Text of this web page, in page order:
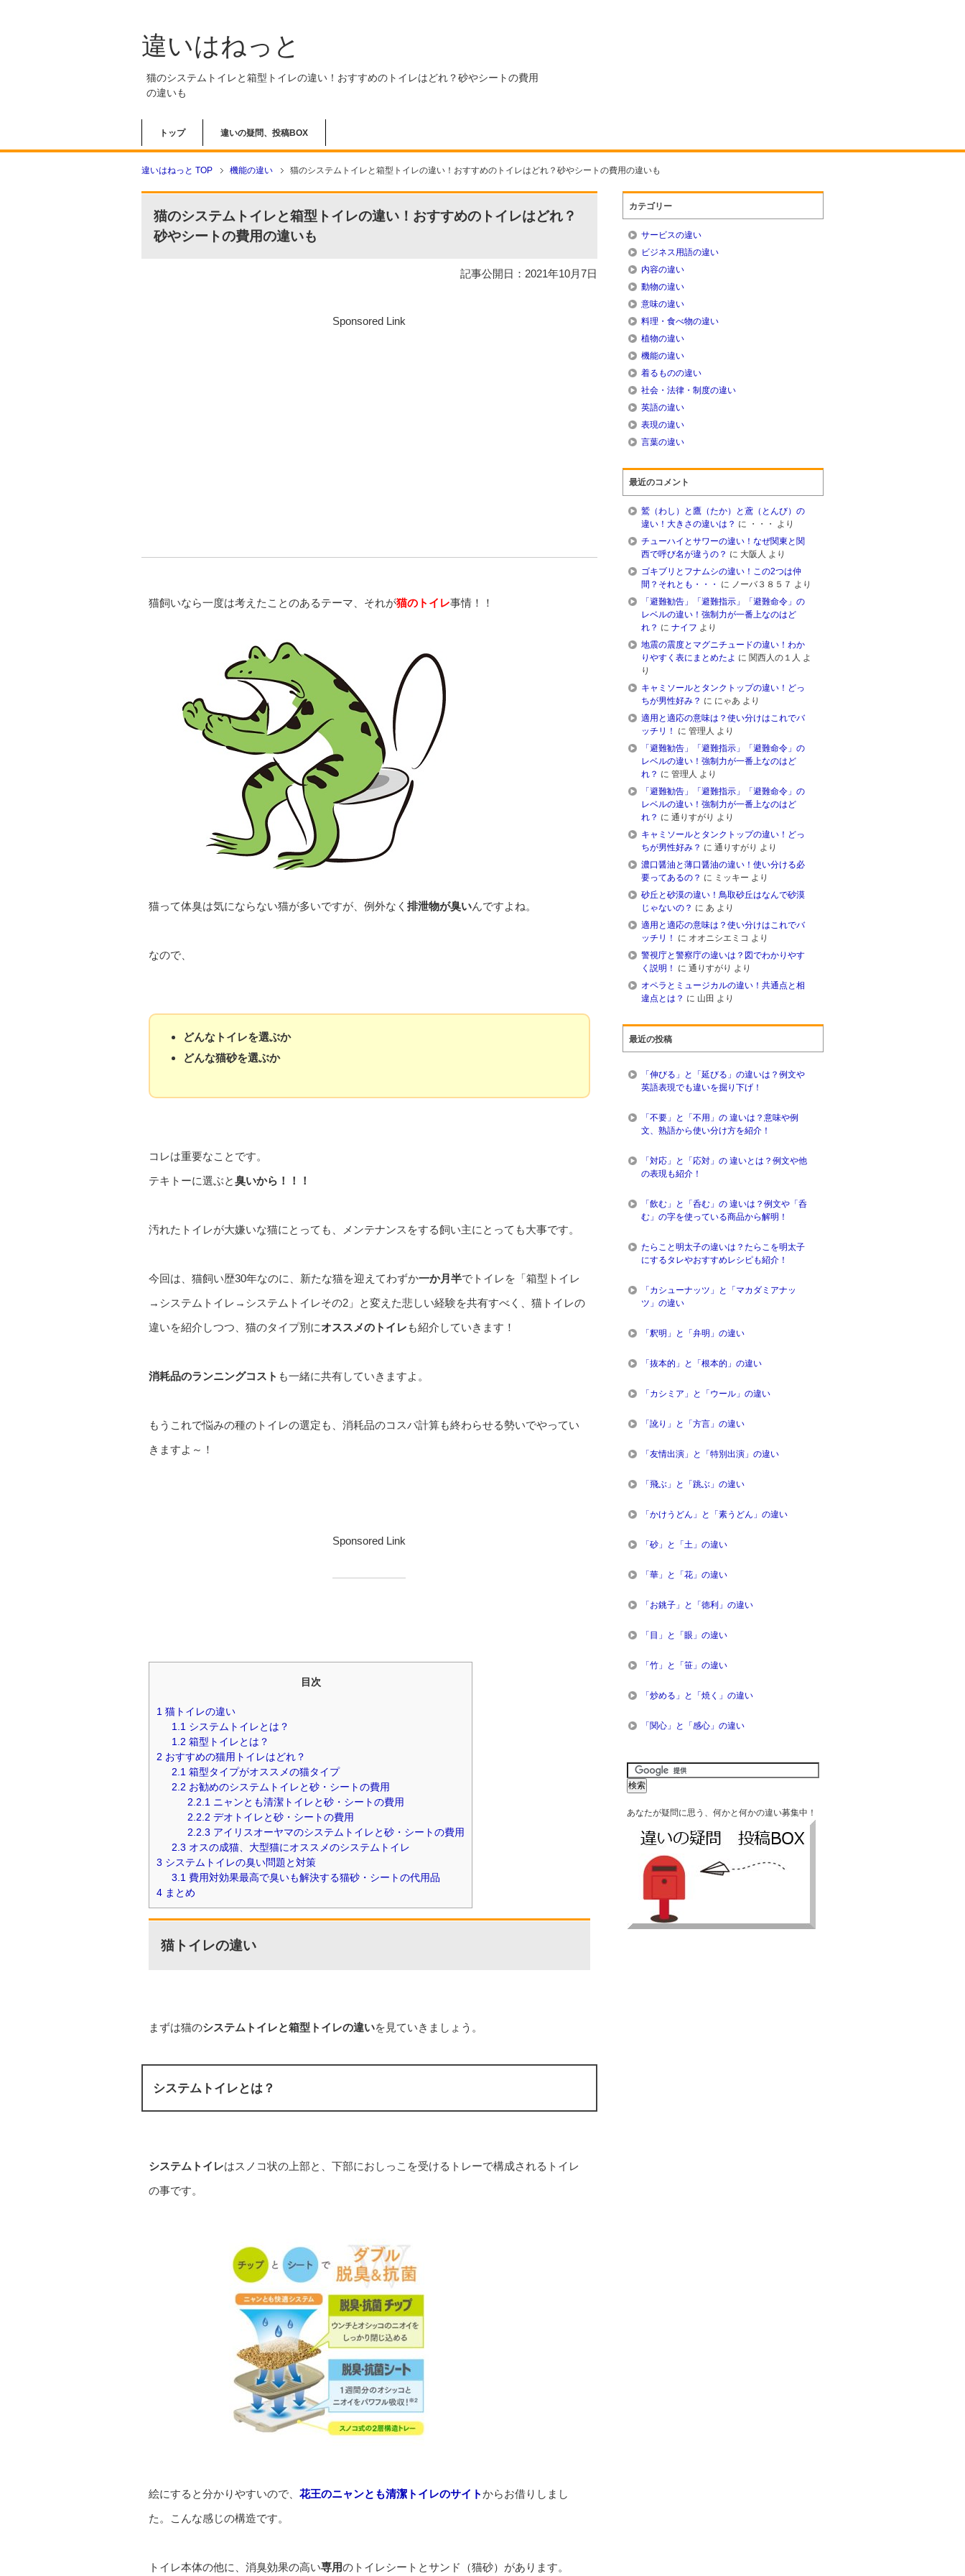
違いはねっと
猫のシステムトイレと箱型トイレの違い！おすすめのトイレはどれ？砂やシートの費用
の違いも
トップ 違いの疑問、投稿BOX
違いはねっと TOP 機能の違い 猫のシステムトイレと箱型トイレの違い！おすすめのトイレはどれ？砂やシートの費用の違いも
猫のシステムトイレと箱型トイレの違い！おすすめのトイレはどれ？
砂やシートの費用の違いも
記事公開日：2021年10月7日
Sponsored Link
猫飼いなら一度は考えたことのあるテーマ、それが猫のトイレ事情！！
猫って体臭は気にならない猫が多いですが、例外なく 排泄物が臭いんですよね。
なので、
どんなトイレを選ぶか
どんな猫砂を選ぶか
コレは重要なことです。
テキトーに選ぶと臭いから！！！
汚れたトイレが大嫌いな猫にとっても、メンテナンスをする飼い主にとっても大事です。
今回は、猫飼い歴30年なのに、新たな猫を迎えてわずか一か月半でトイレを「箱型トイレ
→システムトイレ→システムトイレその2」と変えた悲しい経験を共有すべく、猫トイレの
違いを紹介しつつ、猫のタイプ別にオススメのトイレ も紹介していきます！
消耗品のランニングコスト も一緒に共有していきますよ。
もうこれで悩みの種のトイレの選定も、消耗品のコスパ計算も終わらせる勢いでやってい
きますよ～！
Sponsored Link
目次
1 猫トイレの違い
1.1 システムトイレとは？
1.2 箱型トイレとは？
2 おすすめの猫用トイレはどれ？
2.1 箱型タイプがオススメの猫タイプ
2.2 お勧めのシステムトイレと砂・シートの費用
2.2.1ニャンとも清潔トイレと砂・シートの費用
2.2.2 デオトイレと砂・シートの費用
2.2.3 アイリスオーヤマのシステムトイレと砂・シートの費用
2.3 オスの成猫、大型猫にオススメのシステムトイレ
3 システムトイレの臭い問題と対策
3.1 費用対効果最高で臭いも解決する猫砂・シートの代用品
4 まとめ
猫トイレの違い
まずは猫のシステムトイレと箱型トイレの違いを見ていきましょう。
システムトイレとは？
システムトイレはスノコ状の上部と、下部におしっこを受けるトレーで構成されるトイレ
の事です。
絵にすると分かりやすいので、 花王のニャンとも清潔トイレのサイトからお借りしまし
た。こんな感じの構造です。
トイレ本体の他に、消臭効果の高い専用のトイレシートとサンド（猫砂）があります。
カテゴリー
サービスの違い
ビジネス用語の違い
内容の違い
動物の違い
意味の違い
料理・食べ物の違い
植物の違い
機能の違い
着るものの違い
社会・法律・制度の違い
英語の違い
表現の違い
言葉の違い
最近のコメント
鷲（わし）と鷹（たか）と鳶（とんび）の
違い！大きさの違いは？ に ・・・
より
チューハイとサワーの違い！なぜ関東と関
西で呼び名が違うの？ に 大阪人 より
ゴキブリとフナムシの違い！この2つは仲
間？それとも・・・
に ノーバ３８５７ より
「避難勧告」「避難指示」「避難命令」の
レベルの違い！強制力が一番上なのはど
れ？ に ナイフ より
地震の震度とマグニチュードの違い！わか
りやすく表にまとめたよ に 関西人の１人 よ
り
キャミソールとタンクトップの違い！どっ
ちが男性好み？ に にゃあ より
適用と適応の意味は？使い分けはこれでバ
ッチリ！
に 管理人 より
「避難勧告」「避難指示」「避難命令」の
レベルの違い！強制力が一番上なのはど
れ？ に 管理人 より
「避難勧告」「避難指示」「避難命令」の
レベルの違い！強制力が一番上なのはど
れ？ に 通りすがり より
キャミソールとタンクトップの違い！どっ
ちが男性好み？ に 通りすがり より
濃口醤油と薄口醤油の違い！使い分ける必
要ってあるの？ に ミッキー より
砂丘と砂漠の違い！鳥取砂丘はなんで砂漠
じゃないの？ に あ より
適用と適応の意味は？使い分けはこれでバ
ッチリ！
に オオニシエミコ より
警視庁と警察庁の違いは？図でわかりやす
く説明！
に 通りすがり より
オペラとミュージカルの違い！共通点と相
違点とは？ に 山田 より
最近の投稿
「伸びる」と「延びる」の違いは？例文や
英語表現でも違いを掘り下げ！
「不要」と「不用」の 違いは？意味や例
文、熟語から使い分け方を紹介！
「対応」と「応対」の 違いとは？例文や他
の表現も紹介！
「飲む」と「呑む」の 違いは？例文や「呑
む」の字を使っている商品から解明！
たらこと明太子の違いは？たらこを明太子
にするタレやおすすめレシピも紹介！
「カシューナッツ」と「マカダミアナッ
ツ」の違い
「釈明」と「弁明」の違い
「抜本的」と「根本的」の違い
「カシミア」と「ウール」の違い
「訛り」と「方言」の違い
「友情出演」と「特別出演」の違い
「飛ぶ」と「跳ぶ」の違い
「かけうどん」と「素うどん」の違い
「砂」と「土」の違い
「華」と「花」の違い
「お銚子」と「徳利」の違い
「目」と「眼」の違い
「竹」と「笹」の違い
「炒める」と「焼く」の違い
「関心」と「感心」の違い
あなたが疑問に思う、何かと何かの違い募集中！